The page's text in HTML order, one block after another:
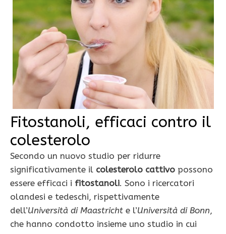
Fitostanoli, efficaci contro il
colesterolo
Secondo un nuovo studio per ridurre
significativamente il colesterolo cattivo possono
essere efficaci i fitostanoli. Sono i ricercatori
olandesi e tedeschi, rispettivamente
dell’Università di Maastricht e l’Università di Bonn,
che hanno condotto insieme uno studio in cui